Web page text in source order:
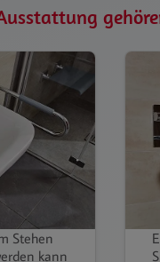
Stehen
kann